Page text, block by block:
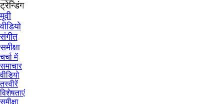
ट्रेन्डिंग
मूवी
वीडियो
संगीत
समीक्षा
चर्चा में
समाचार
वीडियो
तस्वीरें
विशेषताएं
समीक्षा